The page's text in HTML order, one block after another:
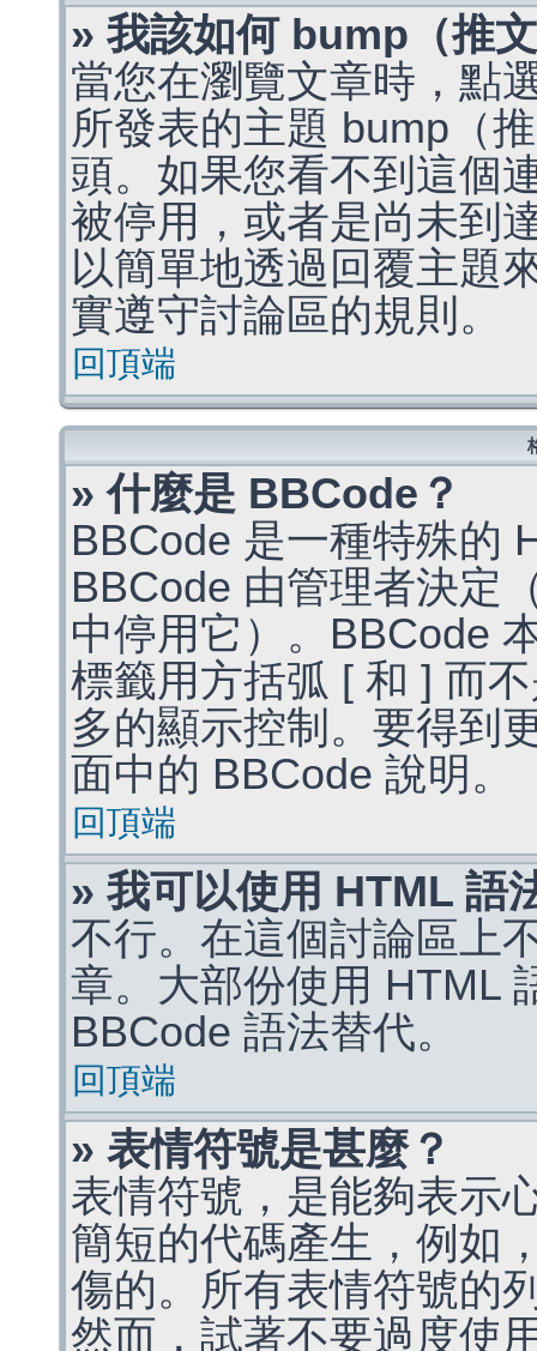
» 我該如何 bump（推
當您在瀏覽文章時，點
所發表的主題 bump（
頭。如果您看不到這個
被停用，或者是尚未到
以簡單地透過回覆主題
實遵守討論區的規則。
回頂端
» 什麼是 BBCode？
BBCode 是一種特殊的
BBCode 由管理者決定
中停用它）。BBCode
標籤用方括弧 [ 和 ] 而
多的顯示控制。要得到
面中的 BBCode 說明。
回頂端
» 我可以使用 HTML 語
不行。在這個討論區上
章。大部份使用 HTML
BBCode 語法替代。
回頂端
» 表情符號是甚麼？
表情符號，是能夠表示
簡短的代碼產生，例如
傷的。所有表情符號的
然而，試著不要過度使